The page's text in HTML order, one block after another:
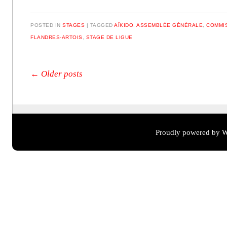
POSTED INSTAGES TAGGEDAÏKIDO ,ASSEMBLÉE GÉNÉRALE ,
FLANDRES-ARTOIS STAGE DE LIGUE
Post navigation
← Older posts
Proudly powered by